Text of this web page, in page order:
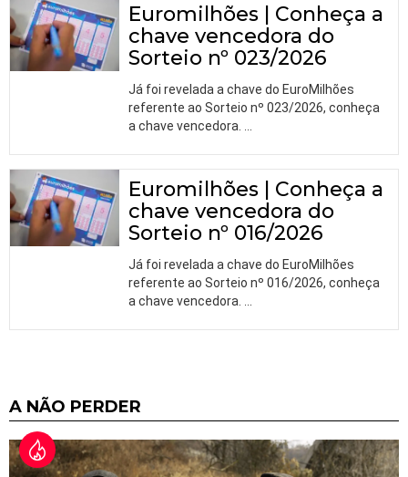
Euromilhões | Conheça a
chave vencedora do
Sorteio nº 023/2026
Já foi revelada a chave do EuroMilhões
referente ao Sorteio nº 023/2026, conheça
a chave vencedora.
Euromilhões | Conheça a
chave vencedora do
Sorteio nº 016/2026
Já foi revelada a chave do EuroMilhões
referente ao Sorteio nº 016/2026, conheça
a chave vencedora.
A NÃO PERDER